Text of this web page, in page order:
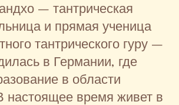
– тантрическая
и прямая ученица
тантрического гуру –
в Германии, где
в области
настоящее время живет в